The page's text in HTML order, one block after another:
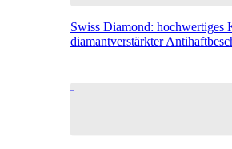
Swiss Diamond: hochwertiges
diamantverstärkter